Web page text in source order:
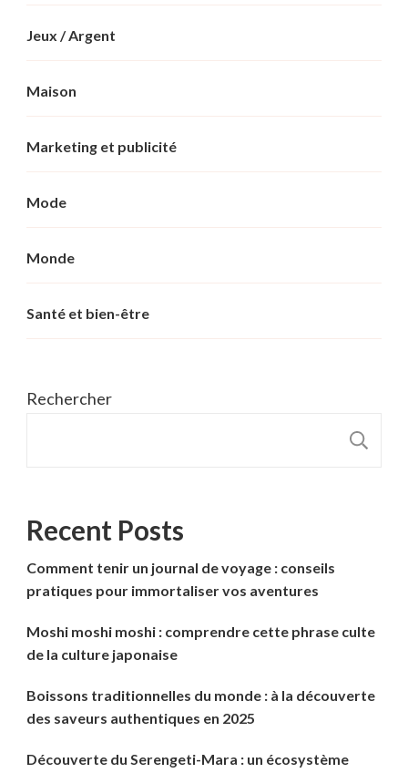
Jeux / Argent
Maison
Marketing et publicité
Mode
Monde
Santé et bien-être
Rechercher
Recent Posts
Comment tenir un journal de voyage : conseils
pratiques pour immortaliser vos aventures
Moshi moshi moshi : comprendre cette phrase culte
de la culture japonaise
Boissons traditionnelles du monde : à la découverte
des saveurs authentiques en 2025
Découverte du Serengeti-Mara : un écosystème